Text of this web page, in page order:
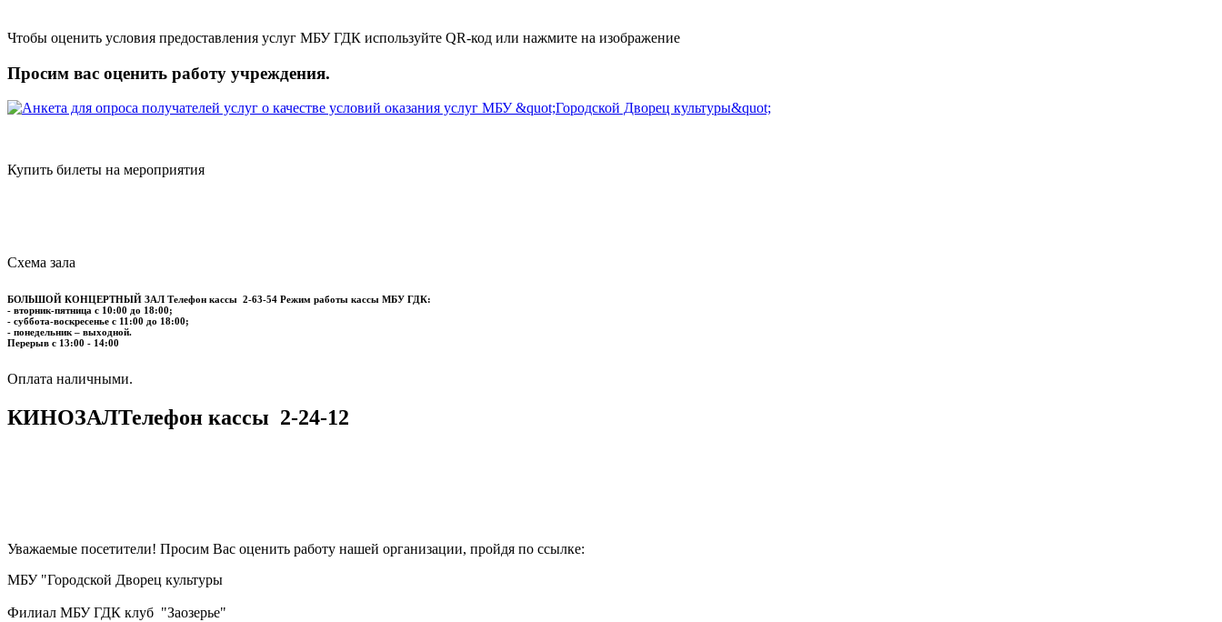
Чтобы оценить условия предоставления услуг МБУ ГДК используйте QR-код или нажмите на изображение
Просим вас оценить работу учреждения.
Купить билеты на мероприятия
Схема зала
БОЛЬШОЙ КОНЦЕРТНЫЙ ЗАЛ Телефон кассы 2-63-54 Режим работы кассы МБУ ГДК:
- вторник-пятница с 10:00 до 18:00;
- суббота-воскресенье с 11:00 до 18:00;
- понедельник – выходной.
Перерыв с 13:00 - 14:00
​​​​​​​Оплата наличными.
КИНОЗАЛТелефон кассы 2-24-12
Уважаемые посетители! Просим Вас оценить работу нашей организации, пройдя по ссылке:
МБУ "Городской Дворец культуры
Филиал МБУ ГДК клуб "Заозерье"